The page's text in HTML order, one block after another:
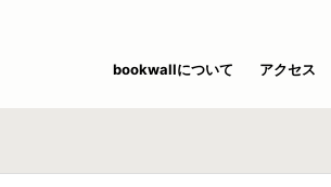
bookwallについて アクセス